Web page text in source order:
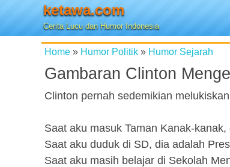
ketawa.com
Cerita Lucu dan Humor Indonesia
Home » Humor Politik » Humor Sejarah
Gambaran Clinton
Clinton pernah sedemikian
Saat aku masuk Taman Kanak-
Saat aku duduk di SD, dia adalah
Saat aku masih belajar di Sekolah